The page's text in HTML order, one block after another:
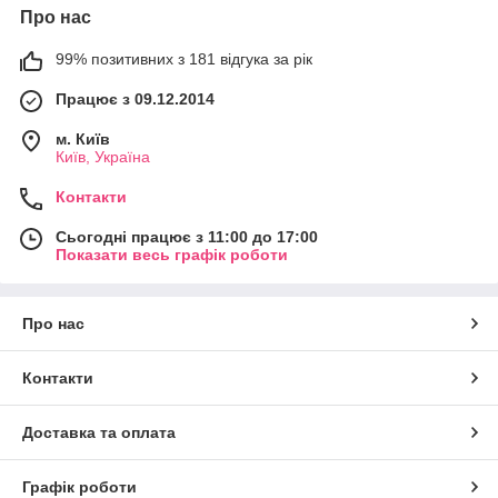
Про нас
99% позитивних з 181 відгука за рік
Працює з 09.12.2014
м. Київ
Київ, Україна
Контакти
Сьогодні працює з 11:00 до 17:00
Показати весь графік роботи
Про нас
Контакти
Доставка та оплата
Графік роботи